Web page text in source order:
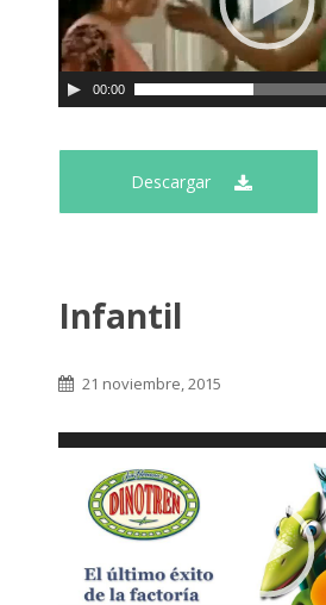
00:00
Descargar
Infantil
21 noviembre, 2015